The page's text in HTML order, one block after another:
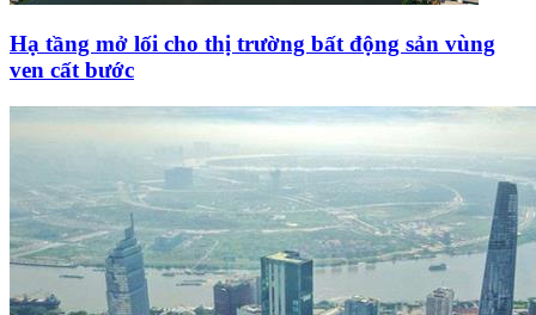
Hạ tầng mở lối cho thị trường bất động sản vùng
ven cất bước